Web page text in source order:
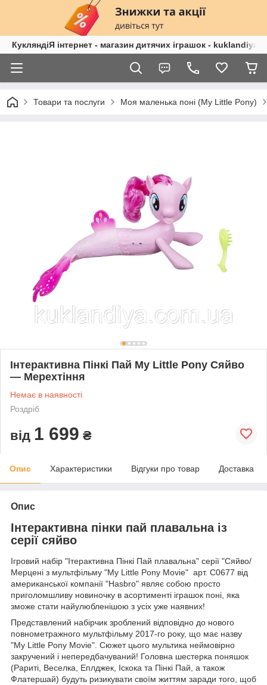
КукляндіЯ інтернет - магазин дитячих іграшок -
Товари та послуги Моя маленька поні (My Lіttle Pony)
Інтерактивна Пінкі Пай My Little Pony Сяйво
— Мерехтіння
Немає в наявності
Роздріб
від 1 699 ₴
Опис Характеристики Відгуки про товар Доставка
Опис
Інтерактивна пінки пай плавальна із
серії сяйво
Ігровий набір "Ітерактивна Пінкі Пай плавальна" серії "Сяйво/
Мерцені з мультфільму "My Little Pony Movie" арт. C0677 від
американської компанії "Hasbro" являє собою просто
приголомшливу новиночку в асортименті іграшок поні, яка
зможе стати найулюбленішою з усіх уже наявних!
Представлений набірчик зроблений відповідно до нового
повнометражного мультфільму 2017-го року, що має назву
"My Little Pony Movie". Сюжет цього мультика неймовірно
закручений і непередбачуваний! Головна шестерка поняшок
(Рариті, Веселка, Еплджек, Іскока та Пінкі Пай, а також
Флатершай) будуть ризикувати своїм життям заради того, щоб